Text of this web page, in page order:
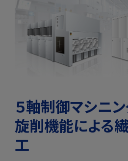
５軸制御マシニ
旋削機能による
工